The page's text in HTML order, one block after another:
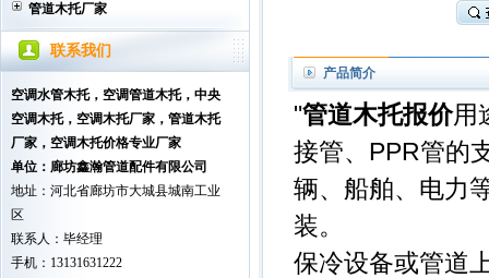
管道木托厂家
联系我们
空调水管木托，空调管道木托，中央
空调木托，空调木托厂家，管道木托
厂家，空调木托价格专业厂家
单位：廊坊鑫瀚管道配件有限公司
地址：河北省廊坊市大城县城南工业
区
联系人：毕经理
手机：13131631222
产品简介
"管道木托报价用
接管、PPR管的
辆、船舶、电力
装。
保冷设备或管道